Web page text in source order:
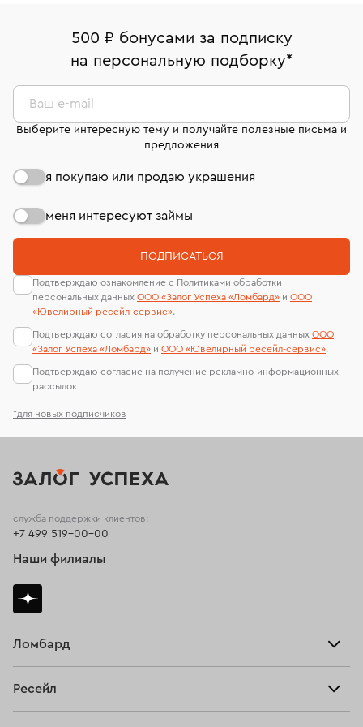
комиссионных украшений и часов смотрите на
странице«Возврат украшений»
филиала - 1 день, не считая день бронирования.
номер (УИН)
На особо ценные изделия получены
сертификаты МГУ и других геммологических
лабораторий
500 ₽ бонусами за подписку
на персональную подборку*
*для новых подписчиков
Ваш e-mail
Выберите интересную тему и получайте полезные письма и
предложения
я покупаю или продаю украшения
меня интересуют займы
ПОДПИСАТЬСЯ
Подтверждаю ознакомление с Политиками обработки
персональных данных ООО «Залог Успеха «Ломбард» и ООО
«Ювелирный ресейл-сервиc».
Подтверждаю согласия на обработку персональных данных ООО
«Залог Успеха «Ломбард» и ООО «Ювелирный ресейл-сервиc».
Подтверждаю согласие на получение рекламно-информационных
рассылок
Ломбард
Ресейл
служба поддержки клиентов:
+7 499 519-00-00
Наши филиалы